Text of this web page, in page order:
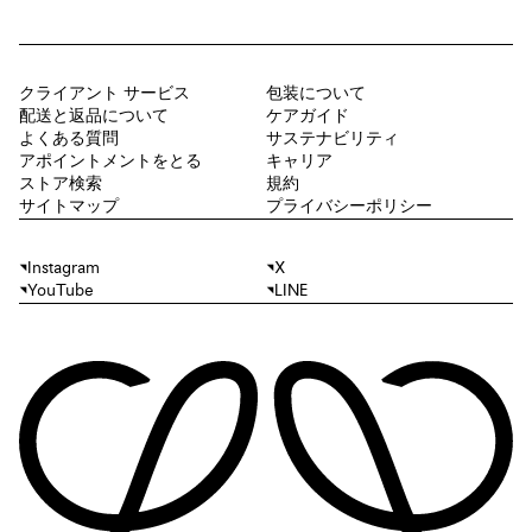
クライアント サービス
配送と返品について
よくある質問
アポイントメントをとる
ストア検索
サイトマップ
包装について
ケアガイド
サステナビリティ
キャリア
規約
プライバシーポリシー
Instagram
X
YouTube
LINE